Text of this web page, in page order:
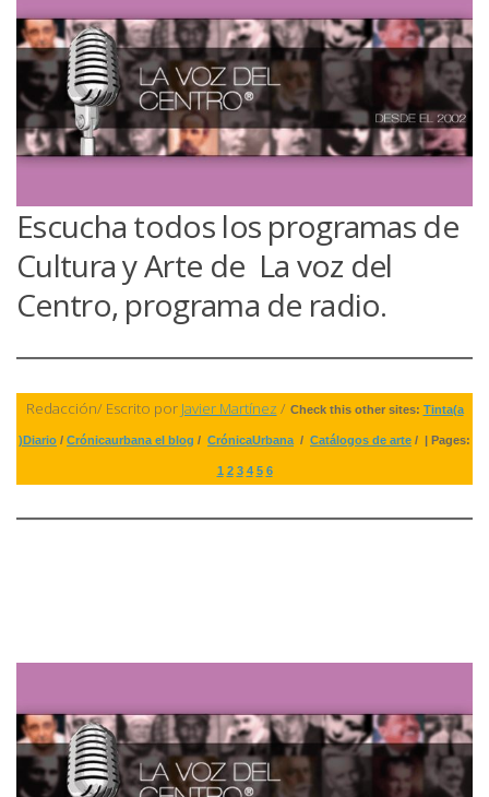
Escucha todos los programas de
Cultura y Arte de La voz del
Centro, programa de radio.
Redacción/ Escrito por Javier Martínez / Check this other sites: Tinta(a
)Diario / Crónicaurbana el blog / CrónicaUrbana / Catálogos de arte / | Pages:
1 2 3 4 5 6